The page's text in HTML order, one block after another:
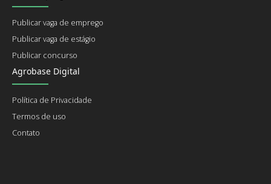
Publicar vaga de emprego
Publicar vaga de estágio
Publicar concurso
Agrobase Digital
Política de Privacidade
Termos de uso
Contato